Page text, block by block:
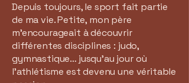
Depuis toujours, le sport fait partie
de ma vie. Petite, mon père
m’encourageait à découvrir
différentes disciplines : judo,
gymnastique… jusqu’au jour où
l’athlétisme est devenu une véritable